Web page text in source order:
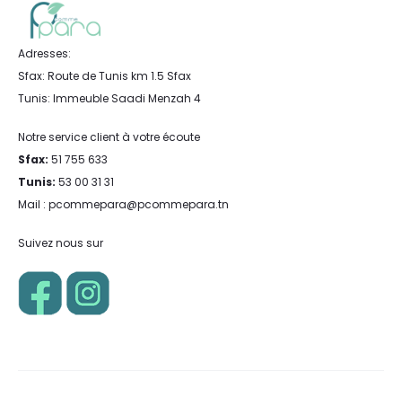
Adresses:
Sfax: Route de Tunis km 1.5 Sfax
Tunis: Immeuble Saadi Menzah 4
Notre service client à votre écoute
Sfax: 51 755 633
Tunis: 53 00 31 31
Mail : pcommepara@pcommepara.tn
Suivez nous sur